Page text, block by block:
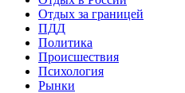
Отдых за границей
ПДД
Политика
Происшествия
Психология
Рынки